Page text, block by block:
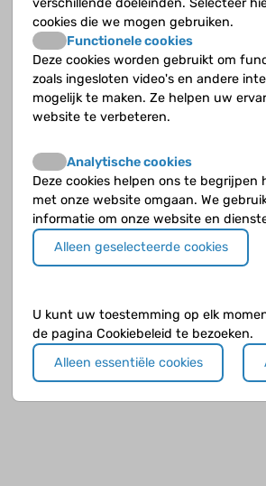
sport veel invloed heeft op mijn
Als je met pennen spuit zou ik
duidelijke afspraken met je arts
minder je spuit of hoeveel extra
je eet (is ook wel eens fijn om te
te hoeven spuiten/bolussen
arts over hoe je dat insteld. Ik
geholpen heeft
cookies die we mogen gebruiken.
Functionele cookies
Deze cookies worden gebruikt om
zoals ingesloten video's en andere
mogelijk te maken. Ze helpen uw
website te verbeteren.
Analytische cookies
Deze cookies helpen ons te begrijpen
met onze website omgaan. We
informatie om onze website en
Alleen geselecteerde cookies
U kunt uw toestemming op elk
de pagina Cookiebeleid te bezoeken.
Alleen essentiële cookies